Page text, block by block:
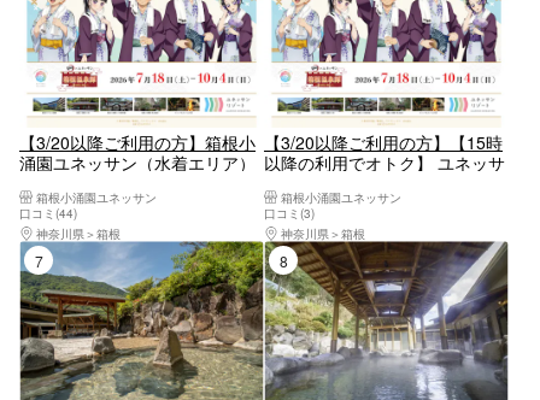
【3/20以降ご利用の方】箱根小
涌園ユネッサン（水着エリア）
箱根小涌園ユネッサン
口コミ(44)
神奈川県
箱根
【3/20以降ご利用の方】【15時
以降の利用でオトク】 ユネッサ
【6974】
箱根小涌園ユネッサン
口コミ(3)
神奈川県
箱根
8位